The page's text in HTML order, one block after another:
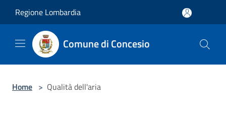
Regione Lombardia
Comune di Concesio
Home > Qualità dell'aria